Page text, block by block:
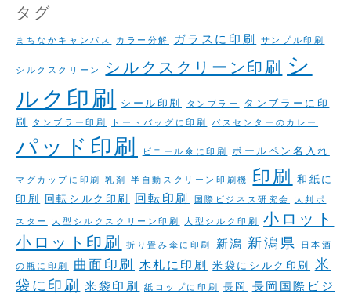
タグ
まちなかキャンパス カラー分解 ガラスに印刷 サンプル印刷
シルクスクリーン シルクスクリーン印刷 シ
ルク印刷
シール印刷 タンブラー
タンブラーに印
刷
タンブラー印刷 トートバッグに印刷 バスセンターのカレー
パッド印刷 ビニール傘に印刷 ボールペン名入れ
マグカップに印刷 乳剤 半自動スクリーン印刷機 印刷 和紙に
印刷 回転シルク印刷 回転印刷 国際ビジネス研究会
大判ポ
スター
大型シルクスクリーン印刷 大型シルク印刷 小ロット
小ロット印刷
折り畳み傘に印刷 新潟 新潟県
日本酒
の瓶に印刷
曲面印刷 木札に印刷 米袋にシルク印刷 米
袋に印刷 米袋印刷 紙コップに印刷 長岡
長岡国際ビジ